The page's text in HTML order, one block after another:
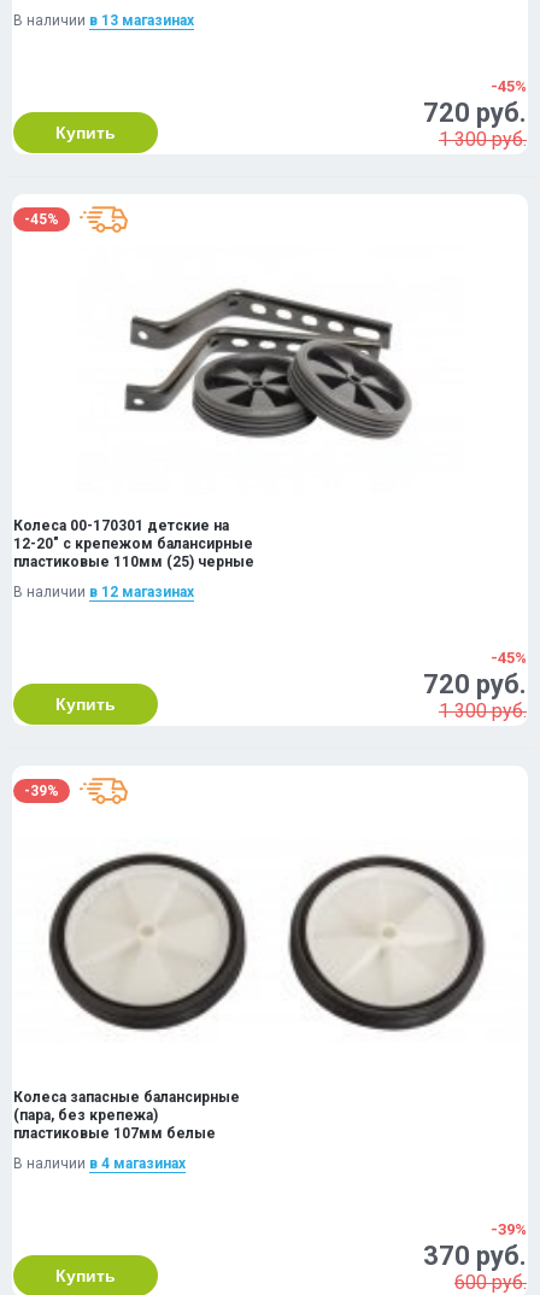
В наличии в 13 магазинах
Купить
-45%
720 руб.
1 300 руб.
-45%
Колеса 00-170301 детские на
12-20" с крепежом балансирные
пластиковые 110мм (25) черные
В наличии в 12 магазинах
Купить
-45%
720 руб.
1 300 руб.
-39%
Колеса запасные балансирные
(пара, без крепежа)
пластиковые 107мм белые
В наличии в 4 магазинах
Купить
-39%
370 руб.
600 руб.